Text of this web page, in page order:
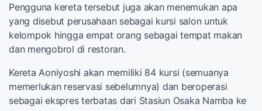
Pengguna kereta tersebut juga akan menemukan apa
yang disebut perusahaan sebagai kursi salon untuk
kelompok hingga empat orang sebagai tempat makan
dan mengobrol di restoran.
Kereta Aoniyoshi akan memiliki 84 kursi (semuanya
memerlukan reservasi sebelumnya) dan beroperasi
sebagai ekspres terbatas dari Stasiun Osaka Namba ke